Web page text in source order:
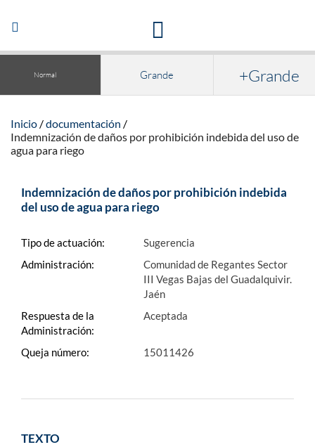
Abrir/Cerrar
navegación
Normal Grande +Grande
Inicio
documentación
Indemnización de daños por prohibición indebida del uso de
agua para riego
Indemnización de daños por prohibición indebida
del uso de agua para riego
Tipo de actuación:
Sugerencia
Administración:
Comunidad de Regantes Sector
III Vegas Bajas del Guadalquivir.
Jaén
Respuesta de la
Administración:
Aceptada
Queja número: 15011426
TEXTO